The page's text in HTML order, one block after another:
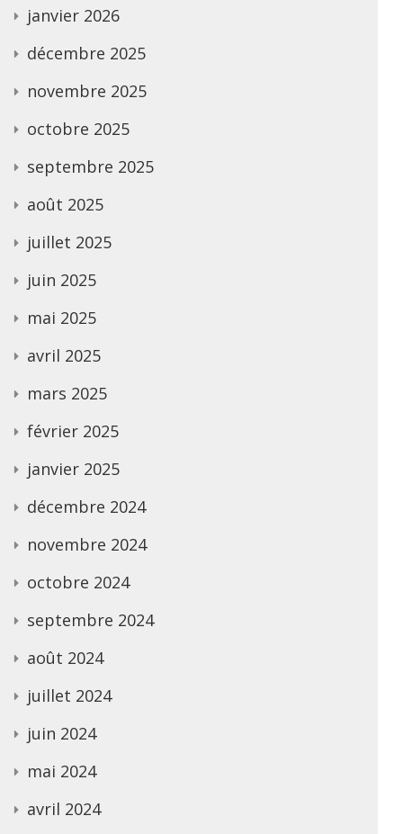
janvier 2026
décembre 2025
novembre 2025
octobre 2025
septembre 2025
août 2025
juillet 2025
juin 2025
mai 2025
avril 2025
mars 2025
février 2025
janvier 2025
décembre 2024
novembre 2024
octobre 2024
septembre 2024
août 2024
juillet 2024
juin 2024
mai 2024
avril 2024